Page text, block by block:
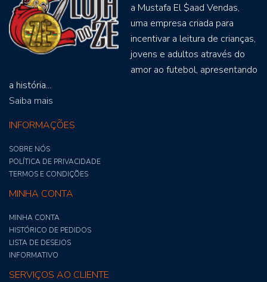
a Mustafa El $aad Vendas,
uma empresa criada para
incentivar a leitura de crianças,
jovens e adultos através do
amor ao futebol, apresentando
a história...
Saiba mais
INFORMAÇÕES
SOBRE NÓS
POLÍTICA DE PRIVACIDADE
TERMOS E CONDIÇÕES
MINHA CONTA
MINHA CONTA
HISTÓRICO DE PEDIDOS
LISTA DE DESEJOS
INFORMATIVO
SERVIÇOS AO CLIENTE